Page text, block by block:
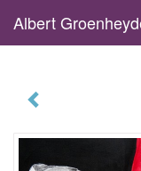
Albert